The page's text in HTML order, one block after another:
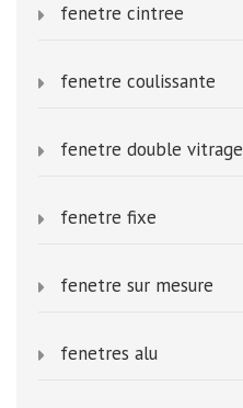
fenetre cintree
fenetre coulissante
fenetre double vitrage
fenetre fixe
fenetre sur mesure
fenetres alu